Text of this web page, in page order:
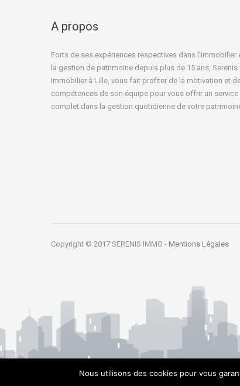
A propos
Forts de ses expériences respectives dans l’immobilier
la gestion de patrimoine depuis plus de 15 ans, Serenis
Immobilier à Lille, vous fait profiter de la motivation et
compétences de son équipe pour vous offrir un service
complet dans la gestion quotidienne de votre
Copyright © 2017 SERENIS IMMO - Mentions Légales
Nous utilisons des cookies pour vous